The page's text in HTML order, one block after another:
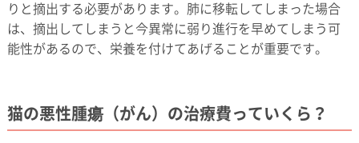
りと摘出する必要があります。肺に移転してしまった場合
は、摘出してしまうと今異常に弱り進行を早めてしまう可
能性があるので、栄養を付けてあげることが重要です。
猫の悪性腫瘍（がん）の治療費っていくら？